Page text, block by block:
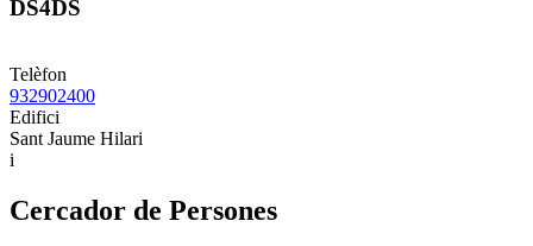
DS4DS
Telèfon
932902400
Edifici
Sant Jaume Hilari
i
Cercador de Persones